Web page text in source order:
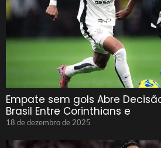
Empate sem gols Abre
Brasil Entre Corinthians e
18 de dezembro de 2025